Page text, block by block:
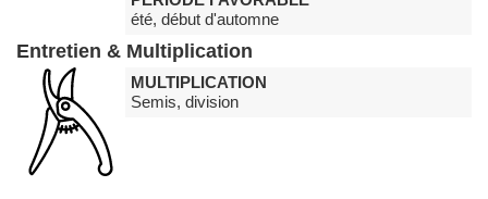
été, début d'automne
Entretien & Multiplication
MULTIPLICATION
Semis, division